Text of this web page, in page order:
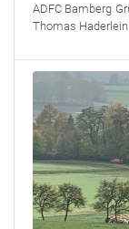
ADFC Bamberg
Thomas Haderlein